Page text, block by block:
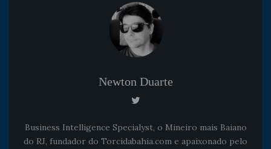
Newton Duarte
Business Intelligence Specialyst, o Mineiro mais Baiano
do RJ, fundador do Torcidabahia.com e apaixonado pelo